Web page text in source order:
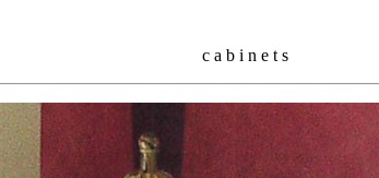
c a b i n e t s